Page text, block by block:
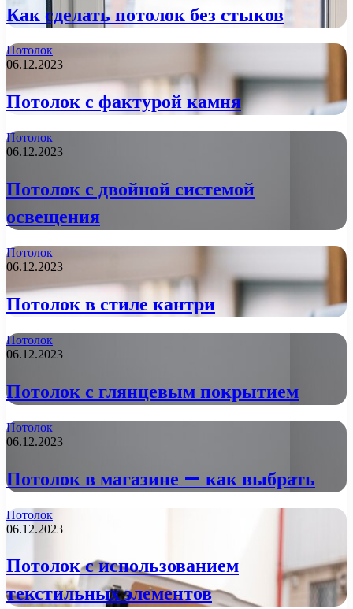
Как сделать потолок без стыков
Потолок
06.12.2023
Потолок с фактурой камня
Потолок
06.12.2023
Потолок с двойной системой
освещения
Потолок
06.12.2023
Потолок в стиле кантри
Потолок
06.12.2023
Потолок с глянцевым покрытием
Потолок
06.12.2023
Потолок в магазине — как выбрать
Потолок
06.12.2023
Потолок с использованием
текстильных элементов